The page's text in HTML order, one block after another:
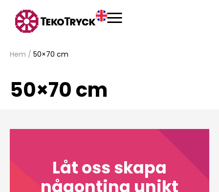
Hem / 50×70 cm
50×70 cm
Låt oss skapa
någonting unikt